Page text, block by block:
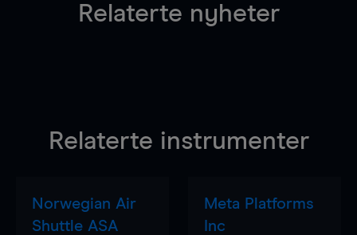
Relaterte nyheter
Relaterte instrumenter
Norwegian Air
Shuttle ASA
Meta Platforms
Inc